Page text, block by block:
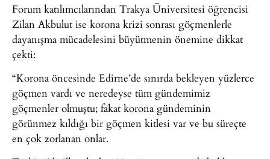
Forum katılımcılarından Trakya Üniversitesi öğrencisi
Zilan Akbulut ise korona krizi sonrası göçmenlerle
dayanışma mücadelesini büyütmenin önemine dikkat
çekti:
“Korona öncesinde Edirne’de sınırda bekleyen yüzlerce
göçmen vardı ve neredeyse tüm gündemimiz
göçmenler olmuştu; fakat korona gündeminin
görünmez kıldığı bir göçmen kitlesi var ve bu süreçte
en çok zorlanan onlar.